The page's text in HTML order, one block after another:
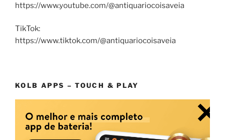
https://www.youtube.com/@antiquariocoisaveia
TikTok:
https://www.tiktok.com/@antiquariocoisaveia
KOLB APPS – TOUCH & PLAY